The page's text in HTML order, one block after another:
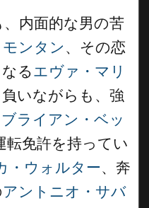
内面的な男の苦
ンタン 、その恋
るエヴァ・マリ
いながらも、強
ブライアン・ベッ
転免許を持ってい
・ウォルター、奔
アントニオ・サバ